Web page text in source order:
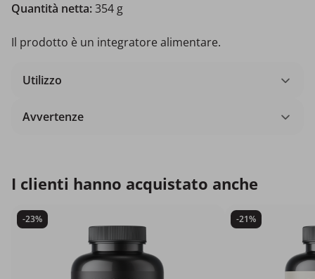
Quantità netta:354 g
Il prodotto è un integratore alimentare.
Utilizzo
Avvertenze
I clienti hanno acquistato anche
-23% -21%